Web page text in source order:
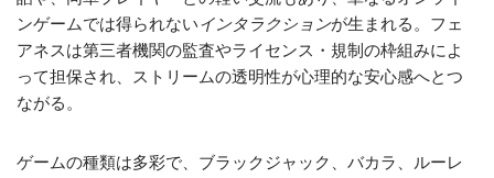
ンゲームでは得られないインタラクションが生まれる。フェ
アネスは第三者機関の監査やライセンス・規制の枠組みによ
って担保され、ストリームの透明性が心理的な安心感へとつ
ながる。
ゲームの種類は多彩で、ブラックジャック、バカラ、ルーレ